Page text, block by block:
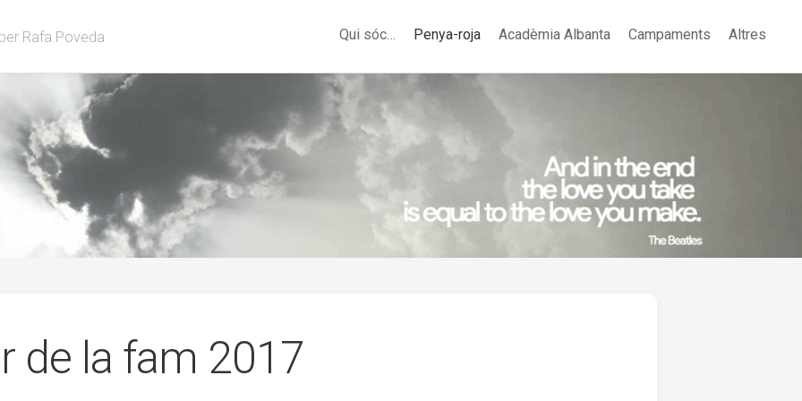
per Rafa Poveda Qui sóc… Penya-roja Acadèmia Albanta Campaments Altres
de la fam 2017